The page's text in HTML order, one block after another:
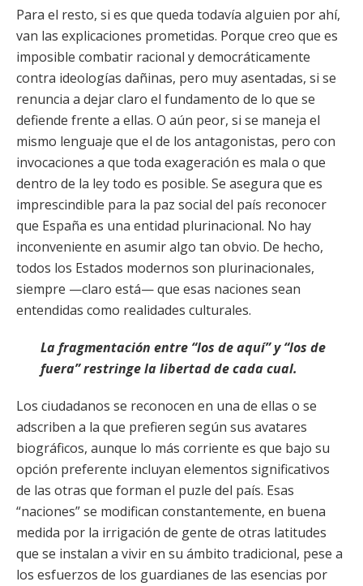
Para el resto, si es que queda todavía alguien por ahí,
van las explicaciones prometidas. Porque creo que es
imposible combatir racional y democráticamente
contra ideologías dañinas, pero muy asentadas, si se
renuncia a dejar claro el fundamento de lo que se
defiende frente a ellas. O aún peor, si se maneja el
mismo lenguaje que el de los antagonistas, pero con
invocaciones a que toda exageración es mala o que
dentro de la ley todo es posible. Se asegura que es
imprescindible para la paz social del país reconocer
que España es una entidad plurinacional. No hay
inconveniente en asumir algo tan obvio. De hecho,
todos los Estados modernos son plurinacionales,
siempre —claro está— que esas naciones sean
entendidas como realidades culturales.
La fragmentación entre “los de aquí” y “los de
fuera” restringe la libertad de cada cual.
Los ciudadanos se reconocen en una de ellas o se
adscriben a la que prefieren según sus avatares
biográficos, aunque lo más corriente es que bajo su
opción preferente incluyan elementos significativos
de las otras que forman el puzle del país. Esas
“naciones” se modifican constantemente, en buena
medida por la irrigación de gente de otras latitudes
que se instalan a vivir en su ámbito tradicional, pese a
los esfuerzos de los guardianes de las esencias por